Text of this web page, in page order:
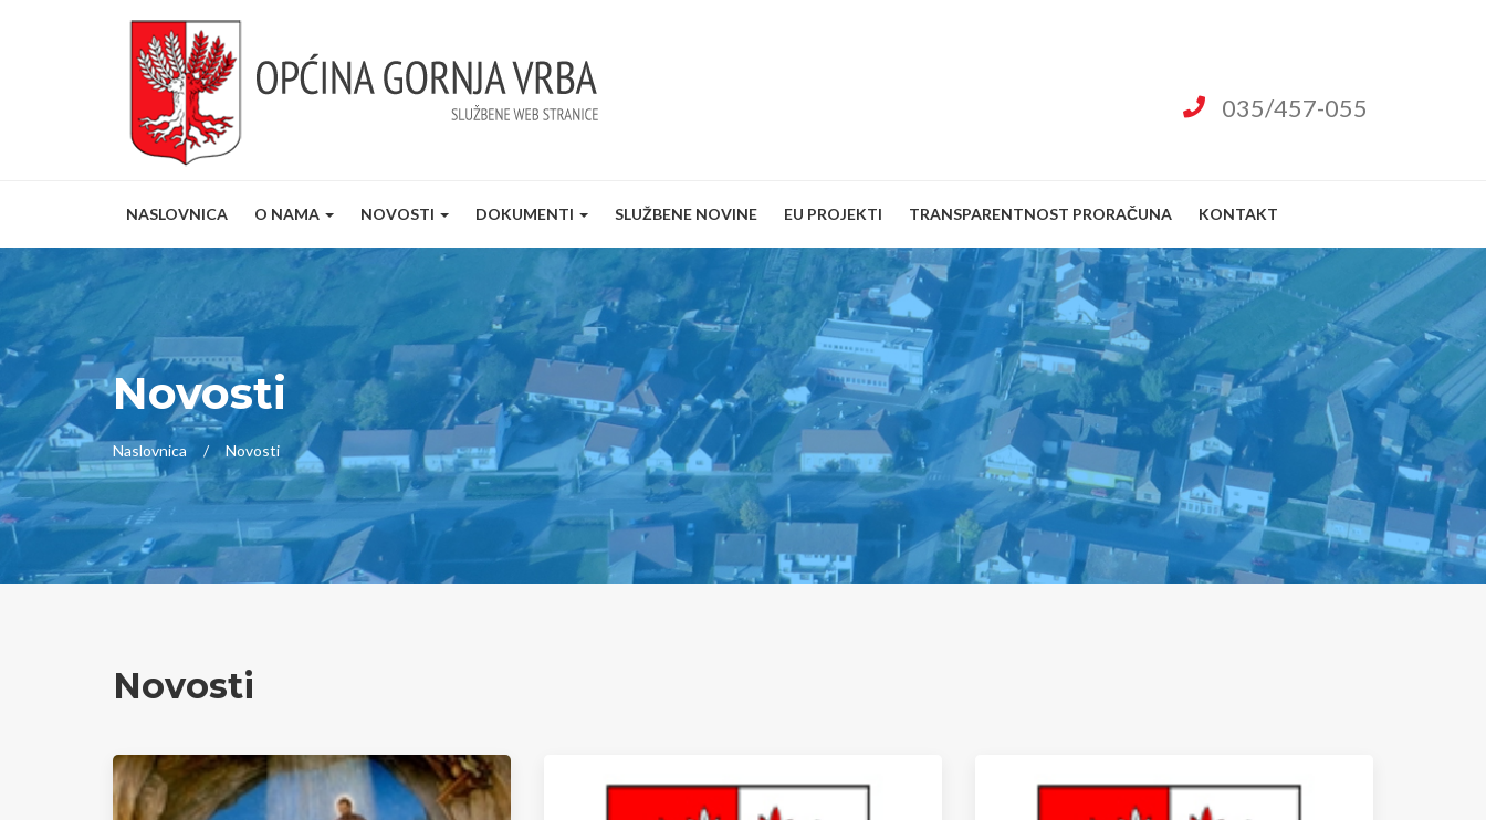
035/457-055
NASLOVNICA O NAMA NOVOSTI DOKUMENTI SLUŽBENE NOVINE EU PROJEKTI TRANSPARENTNOST PRORAČUNA KONTAKT
Novosti
Naslovnica Novosti
Novosti